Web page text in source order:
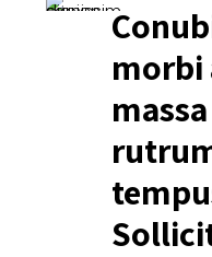
morbi